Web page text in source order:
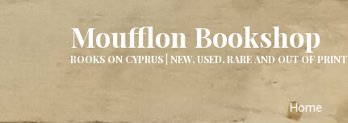
Moufflon Bookshop
BOOKS ON CYPRUS | NEW, USED, RARE AND OUT OF PRINT
Home